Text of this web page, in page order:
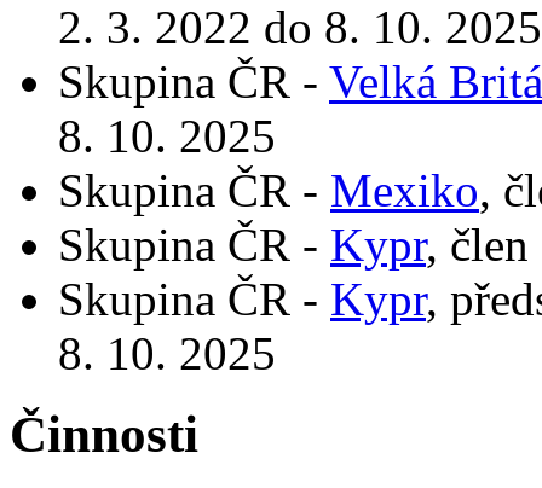
2. 3. 2022 do 8. 10. 2025
Skupina ČR - Velká
8. 10. 2025
Skupina ČR - Mexiko,
Skupina ČR - Kypr, člen
Skupina ČR - Kypr,
8. 10. 2025
Činnosti